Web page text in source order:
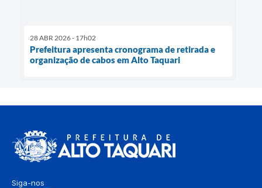
28 ABR 2026 - 17h02
Prefeitura apresenta cronograma de retirada e
organização de cabos em Alto Taquari
Siga-nos